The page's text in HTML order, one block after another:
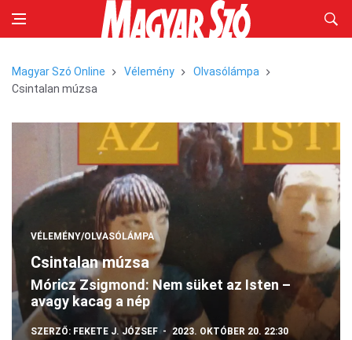
Magyar Szó Online Vélemény
Olvasólámpa
Csintalan múzsa
VÉLEMÉNY/OLVASÓLÁMPA
Csintalan múzsa
Móricz Zsigmond: Nem süket az Isten –
avagy kacag a nép
SZERZŐ: FEKETE J. JÓZSEF 2023. OKTÓBER 20. 22:30